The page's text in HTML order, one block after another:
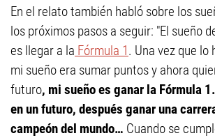
En el relato también habló sobre los
los próximos pasos a seguir: "El sueño
es llegar a la Fórmula 1. Una vez que lo
mi sueño era sumar puntos y ahora
futuro, mi sueño es ganar la Fórmula
en un futuro, después ganar una
campeón del mundo… Cuando se